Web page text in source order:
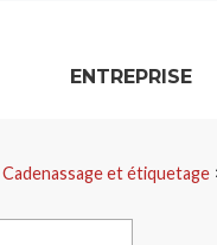
ENTREPRISE
Cadenassage et étiquetage